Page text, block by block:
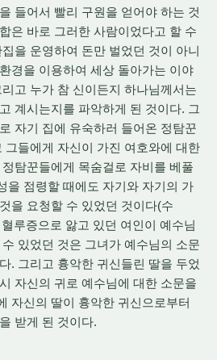
들어서 빨리 구원을 얻어야 하는 것
은 바로 그러한 사람이었다고 할 수
을 운영하여 돈만 벌었던 것이 아니
경을 이용하여 세상 돌아가는 이야
고 누가 참 신이든지 하나님께서는
계시는지를 파악하게 된 것이다. 그
자기 집에 유숙하러 들어온 정탐꾼
그들에게 자신이 가진 여호와에 대한
탐꾼들에게 목숨걸로 자비를 베풀
을 점령할 때에도 자기와 자기의 가
을 요청할 수 있었던 것이다(수
루증으로 앓고 있던 여인이 예수님
있었던 것은 그녀가 예수님의 소문
. 그리고 흉악한 귀신들린 딸을 두었
자신의 귀로 예수님에 대한 소문을
자신의 딸이 흉악한 귀신으로부터
받게 된 것이다.